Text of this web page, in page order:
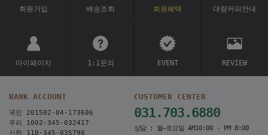
회원가입 배송조회 회원혜택 대량커피안내
마이페이지 1:1문의 EVENT REVIEW
BANK ACCOUNT
국민 201502-04-173606
우리 1002-345-032417
신한 110-345-035790
CUSTOMER CENTER
031.703.6880
상담 : 월~토요일 AM10:00 - PM 8:00